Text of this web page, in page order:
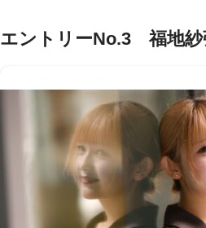
エントリーNo.3 福地紗